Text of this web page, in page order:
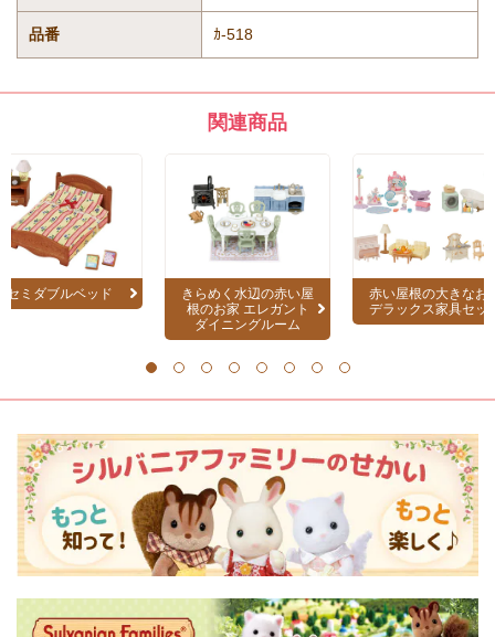
品番 ｶ-518
関連商品
セミダブルベッド
きらめく水辺の赤い屋
根のお家 エレガント
ダイニングルーム
赤い屋根の大きなお
デラックス家具セッ